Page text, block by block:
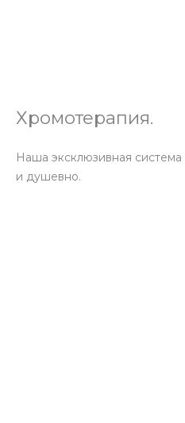
Хромотерапия.
Наша эксклюзивная
и душевно.